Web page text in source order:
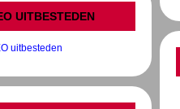
UITBESTEDEN
uitbesteden